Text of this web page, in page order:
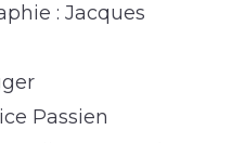
: Jacques
Passien